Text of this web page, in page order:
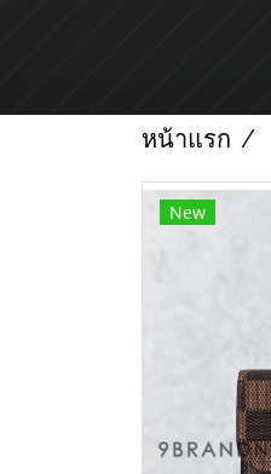
หน้าแรก
New